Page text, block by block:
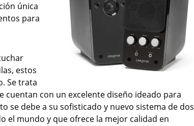
única
para
estos
Se trata
con un excelente diseño ideado para
se debe a su sofisticado y nuevo sistema de dos
el mundo y que ofrece la mejor calidad en